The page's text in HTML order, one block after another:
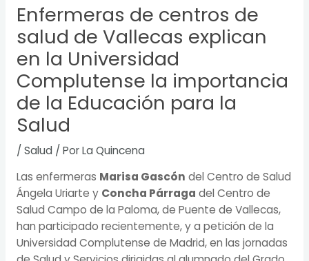
Enfermeras de centros de
salud de Vallecas explican
en la Universidad
Complutense la importancia
de la Educación para la
Salud
/ Salud / PorLa Quincena
Las enfermeras Marisa Gascón del Centro de Salud
Ángela Uriarte y Concha Párraga del Centro de
Salud Campo de la Paloma, de Puente de Vallecas,
han participado recientemente, y a petición de la
Universidad Complutense de Madrid, en las jornadas